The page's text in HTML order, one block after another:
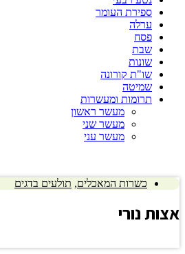
ספירת העומר
ערלה
פסח
שבת
שונות
שו"ת קורונה
שמיטה
תרומות ומעשרות
מעשר ראשון
מעשר שני
מעשר עני
כשרות המאכלים, תולעים בדגים
אצות נורי